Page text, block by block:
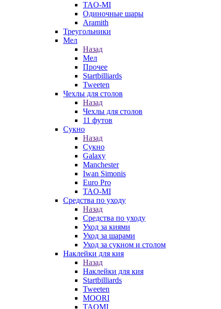
TAO-MI
Одиночные шары
Aramith
Треугольники
Мел
Назад
Мел
Прочее
Startbilliards
Tweeten
Чехлы для столов
Назад
Чехлы для столов
11 футов
Сукно
Назад
Сукно
Galaxy
Manchester
Iwan Simonis
Euro Pro
TAO-MI
Средства по уходу
Назад
Средства по уходу
Уход за киями
Уход за шарами
Уход за сукном и столом
Наклейки для кия
Назад
Наклейки для кия
Startbilliards
Tweeten
MOORI
TAOMI